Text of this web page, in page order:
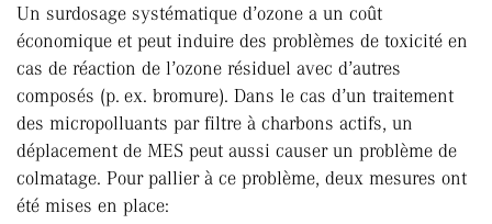
Un surdosage systématique d’ozone a un coût
économique et peut induire des problèmes de toxicité en
cas de réaction de l’ozone résiduel avec d’autres
composés (p. ex. bromure). Dans le cas d’un traitement
des micropolluants par filtre à charbons actifs, un
déplacement de MES peut aussi causer un problème de
colmatage. Pour pallier à ce problème, deux mesures ont
été mises en place: